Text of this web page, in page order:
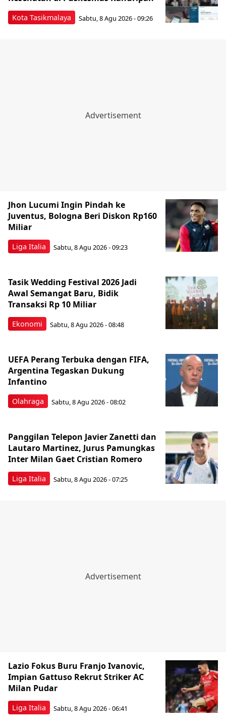
Kota Tasikmalaya Sabtu, 8 Agu 2026 - 09:26
Liga Italia
Jhon Lucumi Ingin Pindah ke
Juventus, Bologna Beri Diskon Rp160
Miliar
Sabtu, 8 Agu 2026 - 09:23
Ekonomi
Tasik Wedding Festival 2026 Jadi
Awal Semangat Baru, Bidik
Transaksi Rp 10 Miliar
Sabtu, 8 Agu 2026 - 08:48
Olahraga
UEFA Perang Terbuka dengan FIFA,
Argentina Tegaskan Dukung
Infantino
Sabtu, 8 Agu 2026 - 08:02
Liga Italia
Panggilan Telepon Javier Zanetti dan
Lautaro Martinez, Jurus Pamungkas
Inter Milan Gaet Cristian Romero
Sabtu, 8 Agu 2026 - 07:25
Liga Italia
Lazio Fokus Buru Franjo Ivanovic,
Impian Gattuso Rekrut Striker AC
Milan Pudar
Sabtu, 8 Agu 2026 - 06:41